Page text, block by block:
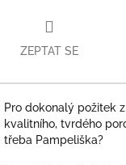
ZEPTAT SE
Pro dokonalý požitek
kvalitního, tvrdého
třeba Pampeliška?